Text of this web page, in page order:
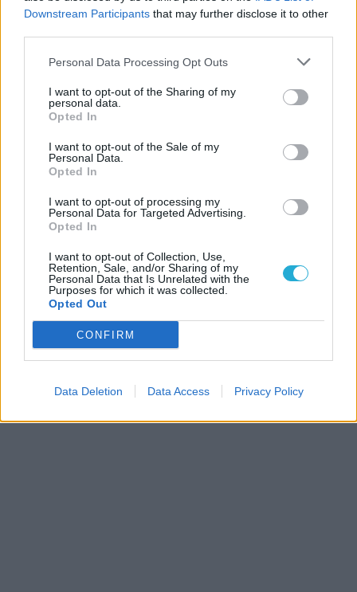
Downstream Participants that may further disclose it to other
Personal Data Processing Opt Outs
I want to opt-out of the Sharing of my
personal data.
Opted In
I want to opt-out of the Sale of my
Personal Data.
Opted In
I want to opt-out of processing my
Personal Data for Targeted Advertising.
Opted In
I want to opt-out of Collection, Use,
Retention, Sale, and/or Sharing of my
Personal Data that Is Unrelated with the
Purposes for which it was collected.
Opted Out
CONFIRM
Data Deletion Data Access Privacy Policy